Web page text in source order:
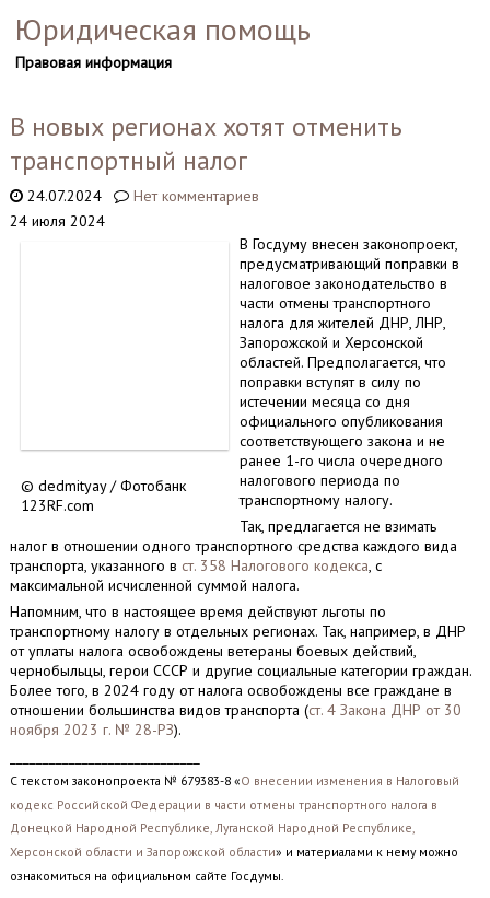
Юридическая помощь
Правовая информация
В новых регионах хотят отменить
транспортный налог
24.07.2024
Нет комментариев
24 июля 2024
© dedmityay / Фотобанк
123RF.com
В Госдуму внесен законопроект,
предусматривающий поправки в
налоговое законодательство в
части отмены транспортного
налога для жителей ДНР, ЛНР,
Запорожской и Херсонской
областей. Предполагается, что
поправки вступят в силу по
истечении месяца со дня
официального опубликования
соответствующего закона и не
ранее 1-го числа очередного
налогового периода по
транспортному налогу.
Так, предлагается не взимать
налог в отношении одного транспортного средства каждого вида
транспорта, указанного в ст. 358 Налогового кодекса, с
максимальной исчисленной суммой налога.
Напомним, что в настоящее время действуют льготы по
транспортному налогу в отдельных регионах. Так, например, в ДНР
от уплаты налога освобождены ветераны боевых действий,
чернобыльцы, герои СССР и другие социальные категории граждан.
Более того, в 2024 году от налога освобождены все граждане в
отношении большинства видов транспорта (ст. 4 Закона ДНР от 30
ноября 2023 г. № 28-РЗ).
С текстом законопроекта № 679383-8 «О внесении изменения в Налоговый
кодекс Российской Федерации в части отмены транспортного налога в
Донецкой Народной Республике, Луганской Народной Республике,
Херсонской области и Запорожской области» и материалами к нему можно
ознакомиться на официальном сайте Госдумы.